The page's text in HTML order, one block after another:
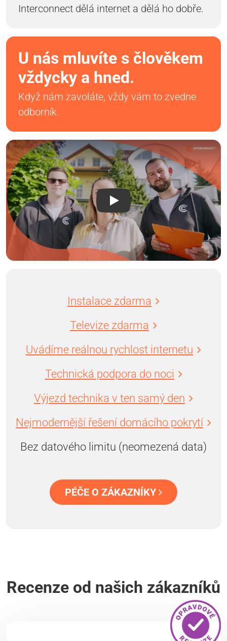
Interconnect dělá internet a dělá ho dobře.
U nás mluvíte s člověkem
vždycky a hned.
Když nám zavoláte, vždy vám to zvedne
odborník.
Instalace zdarma
Televize zdarma
Uvádíme reálnou rychlost internetu
Technická podpora do noci
Výjezd technika v ten samý den
Nejmodernější řešení domácího pokrytí
Bez datového limitu (neomezená data)
PÉČE O ZÁKAZNÍKY
Recenze od našich zákazníků